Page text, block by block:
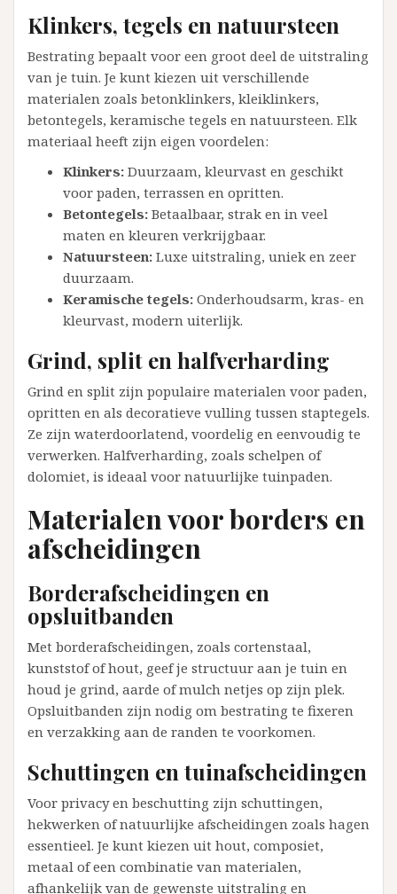
Klinkers, tegels en natuursteen
Bestrating bepaalt voor een groot deel de uitstraling
van je tuin. Je kunt kiezen uit verschillende
materialen zoals betonklinkers, kleiklinkers,
betontegels, keramische tegels en natuursteen. Elk
materiaal heeft zijn eigen voordelen:
Klinkers: Duurzaam, kleurvast en geschikt
voor paden, terrassen en opritten.
Betontegels: Betaalbaar, strak en in veel
maten en kleuren verkrijgbaar.
Natuursteen: Luxe uitstraling, uniek en zeer
duurzaam.
Keramische tegels: Onderhoudsarm, kras- en
kleurvast, modern uiterlijk.
Grind, split en halfverharding
Grind en split zijn populaire materialen voor paden,
opritten en als decoratieve vulling tussen staptegels.
Ze zijn waterdoorlatend, voordelig en eenvoudig te
verwerken. Halfverharding, zoals schelpen of
dolomiet, is ideaal voor natuurlijke tuinpaden.
Materialen voor borders en
afscheidingen
Borderafscheidingen en
opsluitbanden
Met borderafscheidingen, zoals cortenstaal,
kunststof of hout, geef je structuur aan je tuin en
houd je grind, aarde of mulch netjes op zijn plek.
Opsluitbanden zijn nodig om bestrating te fixeren
en verzakking aan de randen te voorkomen.
Schuttingen en tuinafscheidingen
Voor privacy en beschutting zijn schuttingen,
hekwerken of natuurlijke afscheidingen zoals hagen
essentieel. Je kunt kiezen uit hout, composiet,
metaal of een combinatie van materialen,
afhankelijk van de gewenste uitstraling en